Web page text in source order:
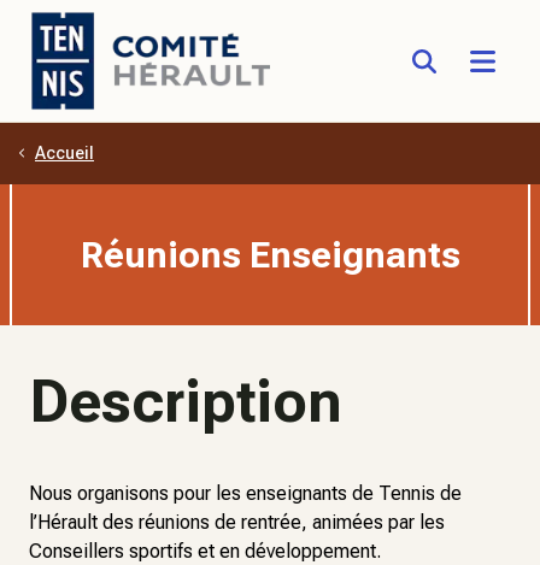
Aller au contenu principal
Accueil
Réunions Enseignants
Description
Nous organisons pour les enseignants de Tennis de
l’Hérault des réunions de rentrée, animées par les
Conseillers sportifs et en développement.